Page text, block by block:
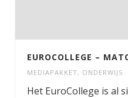
EUROCOLLEGE –
MEDIAPAKKET, ONDERWIJS
Het EuroCollege is al